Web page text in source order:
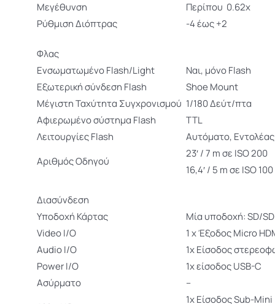
Μεγέθυνση
Περίπου 0.62x
Ρύθμιση Διόπτρας
-4 έως +2
Φλας
Ενσωματωμένο Flash/Light
Ναι, μόνο Flash
Εξωτερική σύνδεση Flash
Shoe Mount
Μέγιστη Ταχύτητα Συγχρονισμού 1/180 Δεύτ/πτα
Αφιερωμένο σύστημα Flash
TTL
Λειτουργίες Flash
Αυτόματο,
Αριθμός Οδηγού
23′ / 7 m σε ISO 200
16,4′ / 5 m σε ISO 100
Διασύνδεση
Υποδοχή Κάρτας
Μία υποδοχή: SD/
Video I/O
1 x Έξοδος Micro
Audio I/O
1x Είσοδος
Power I/O
1x είσοδος USB-C
Ασύρματο
–
1x Είσοδος Sub-